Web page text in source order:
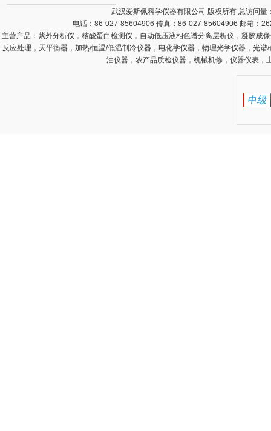
武汉爱斯佩科学仪器有限公司 版权所有 总访问量
电话：86-027-85604906 传真：86-027-85604906 邮箱：
主营产品： 紫外分析仪，核酸蛋白检测仪，自动低压液相色谱分离层析仪，凝胶成
反应处理，天平衡器，加热/恒温/低温制冷仪器，电化学仪器，物理光学仪器，光
油仪器，农产品质检仪器，机械机修，仪器仪表，